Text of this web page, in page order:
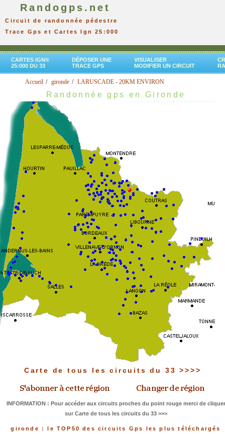
Randogps.net
Circuit de randonnée pédestre
Trace Gps et Cartes Ign 25:000
CARTES IGN®
25:000 DU 33
DÉPOSER UNE
TRACE GPS
VISUALISER
MODIFIER UN CIRCUIT
Accueil gironde LARUSCADE - 20KM ENVIRON
Randonnée gps en Gironde
Carte de tous les circuits du 33 >>>>
INFORMATION : Pour accéder aux circuits proches du point rouge merci de cliquer
sur Carte de tous les circuits du 33 >>>
gironde : le TOP50 des circuits Gps les plus téléchargés